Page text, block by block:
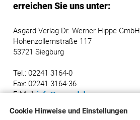
Cookie Hinweise und Einstellungen
erreichen Sie uns unter:
Asgard-Verlag Dr. Werner Hippe GmbH
Hohenzollernstraße 117
53721 Siegburg
Tel.: 02241 3164-0
Fax: 02241 3164-36
E-Mail:info@asgard.de